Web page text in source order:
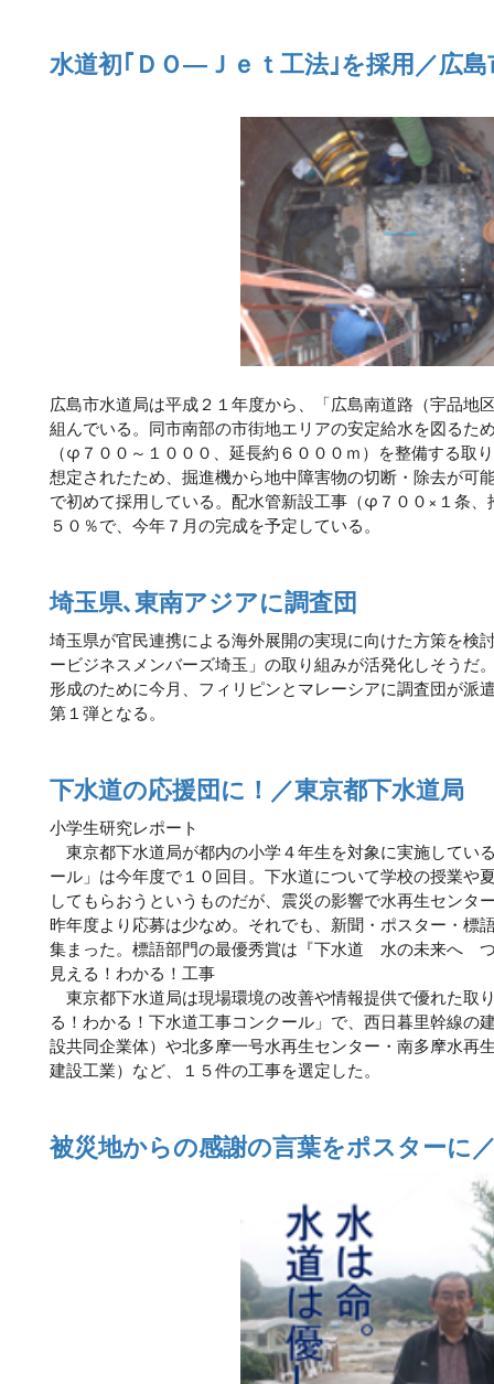
水道初｢ＤＯ―Ｊｅｔ工法｣を採用／広
広島市水道局は平成２１年度から、「広島南道路（宇品地
組んでいる。同市南部の市街地エリアの安定給水を図るた
（φ７００～１０００、延長約６０００ｍ）を整備する取
想定されたため、掘進機から地中障害物の切断・除去が
で初めて採用している。配水管新設工事（φ７００×１条
５０％で、今年７月の完成を予定している。
埼玉県､東南アジアに調査団
埼玉県が官民連携による海外展開の実現に向けた方策を検
ービジネスメンバーズ埼玉」の取り組みが活発化しそうだ
形成のために今月、フィリピンとマレーシアに調査団が
第１弾となる。
下水道の応援団に！／東京都下水道局
小学生研究レポート
東京都下水道局が都内の小学４年生を対象に実施してい
ール」は今年度で１０回目。下水道について学校の授業や
してもらおうというものだが、震災の影響で水再生センタ
昨年度より応募は少なめ。それでも、新聞・ポスター・標
集まった。標語部門の最優秀賞は『下水道 水の未来へ
見える！わかる！工事
東京都下水道局は現場環境の改善や情報提供で優れた取
る！わかる！下水道工事コンクール」で、西日暮里幹線の
設共同企業体）や北多摩一号水再生センター・南多摩水再
建設工業）など、１５件の工事を選定した。
被災地からの感謝の言葉をポスターに